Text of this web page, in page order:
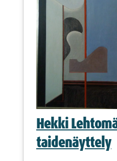
Hekki
taidenäyttely